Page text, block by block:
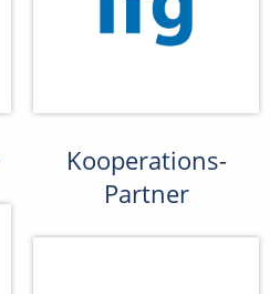
Kooperations-
Partner